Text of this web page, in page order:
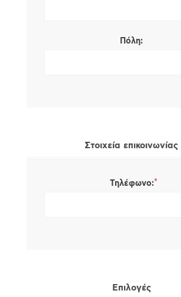
Πόλη:
Στοιχεία επικοινωνίας
Τηλέφωνο:*
Επιλογές